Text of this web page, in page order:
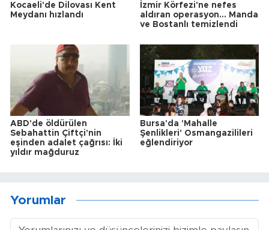
Kocaeli'de Dilovası Kent
Meydanı hızlandı
İzmir Körfezi'ne nefes
aldıran operasyon... Manda
ve Bostanlı temizlendi
ABD'de öldürülen
Sebahattin Çiftçi'nin
eşinden adalet çağrısı: İki
yıldır mağduruz
Bursa'da 'Mahalle
Şenlikleri' Osmangazilileri
eğlendiriyor
Yorumlar